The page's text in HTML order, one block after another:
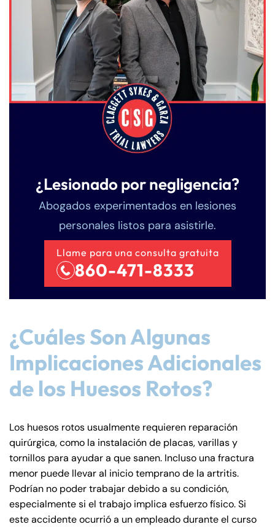
¿Lesionado por negligencia?
Abogados experimentados en lesiones
personales listos para asistirle.
Llame para una consulta gratuita
860-471-8333
¿Cuáles Son Algunas
Implicaciones Adicionales
de los Huesos Rotos?
Los huesos rotos usualmente requieren reparación
quirúrgica, como la instalación de placas, varillas y
tornillos para ayudar a que sanen. Incluso una fractura
menor puede llevar al inicio temprano de la artritis.
Podrían no poder trabajar debido a su condición,
especialmente si el trabajo implica esfuerzo físico. Si
este accidente ocurrió a un empleado durante el curso